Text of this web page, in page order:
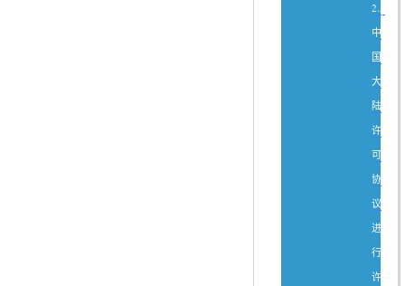
2.5
中
国
大
陆
许
可
协
议
进
行
许